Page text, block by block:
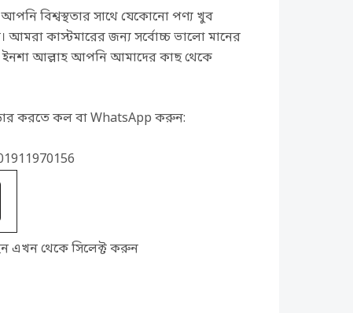
বিশ্বস্থতার সাথে যেকোনো পণ্য খুব
আমরা কাস্টমারের জন্য সর্বোচ্চ ভালো মানের
ইনশা আল্লাহ আপনি আমাদের কাছ থেকে
করতে কল বা WhatsApp করুন:
এখন থেকে সিলেক্ট করুন